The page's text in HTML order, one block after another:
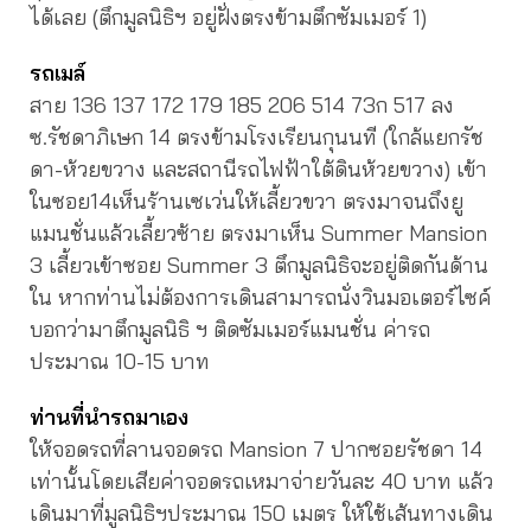
ได้เลย (ตึกมูลนิธิฯ อยู่ฝั่งตรงข้ามตึกซัมเมอร์ 1)
รถเมล์
สาย 136 137 172 179 185 206 514 73ก 517 ลง
ซ.รัชดาภิเษก 14 ตรงข้ามโรงเรียนกุนนที (ใกล้แยกรัช
ดา-ห้วยขวาง และสถานีรถไฟฟ้าใต้ดินห้วยขวาง) เข้า
ในซอย14เห็นร้านเซเว่นให้เลี้ยวขวา ตรงมาจนถึงยู
แมนชั่นแล้วเลี้ยวซ้าย ตรงมาเห็น Summer Mansion
3 เลี้ยวเข้าซอย Summer 3 ตึกมูลนิธิจะอยู่ติดกันด้าน
ใน หากท่านไม่ต้องการเดินสามารถนั่งวินมอเตอร์ไซค์
บอกว่ามาตึกมูลนิธิ ฯ ติดซัมเมอร์แมนชั่น ค่ารถ
ประมาณ 10-15 บาท
ท่านที่นำรถมาเอง
ให้จอดรถที่ลานจอดรถ Mansion 7 ปากซอยรัชดา 14
เท่านั้นโดยเสียค่าจอดรถเหมาจ่ายวันละ 40 บาท แล้ว
เดินมาที่มูลนิธิฯประมาณ 150 เมตร ให้ใช้เส้นทางเดิน